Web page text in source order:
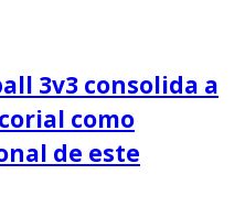
3v3 consolida a
como
de este